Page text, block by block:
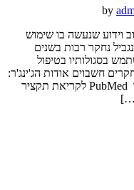
by
וידוע שנעשה בו שימוש
נחקר רבות בשנים
בסגולותיו בטיפול
חשבוים אודות הג'ינג'ר:
ג'ינג'ר לטיפול במניעת מחלת הסרטן – אתר PubMed לקריאת תקציר
[…]